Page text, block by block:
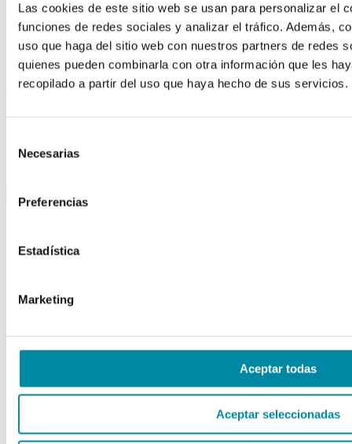
Las cookies de este sitio web se usan para personalizar el
funciones de redes sociales y analizar el tráfico. Además,
uso que haga del sitio web con nuestros partners de redes
quienes pueden combinarla con otra información que les
recopilado a partir del uso que haya hecho de sus servicios.
Necesarias
Preferencias
Estadística
Marketing
Aceptar todas
Aceptar seleccionadas
índice alfabético